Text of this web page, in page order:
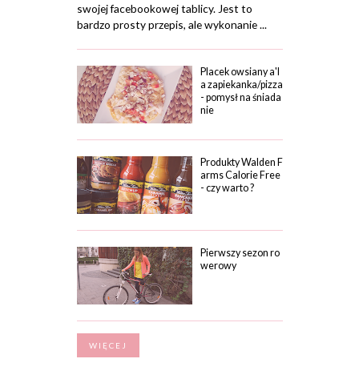
swojej facebookowej tablicy. Jest to
bardzo prosty przepis, ale wykonanie ...
Placek owsiany a'l
a zapiekanka/pizza
- pomysł na śniada
nie
Produkty Walden F
arms Calorie Free
- czy warto ?
Pierwszy sezon ro
werowy
WIĘCEJ